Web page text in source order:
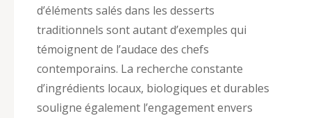
d’éléments salés dans les desserts
traditionnels sont autant d’exemples qui
témoignent de l’audace des chefs
contemporains. La recherche constante
d’ingrédients locaux, biologiques et durables
souligne également l’engagement envers